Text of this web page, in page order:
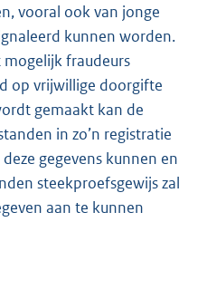
vooral ook van jonge
kunnen worden.
fraudeurs
op vrijwillige doorgifte
gemaakt kan de
in zo’n registratie
gegevens kunnen en
steekproefsgewijs zal
aan te kunnen